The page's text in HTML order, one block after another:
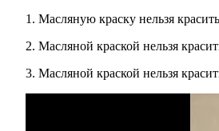
Масляную краску нельзя
Масляной краской нельзя
Масляной краской нельзя